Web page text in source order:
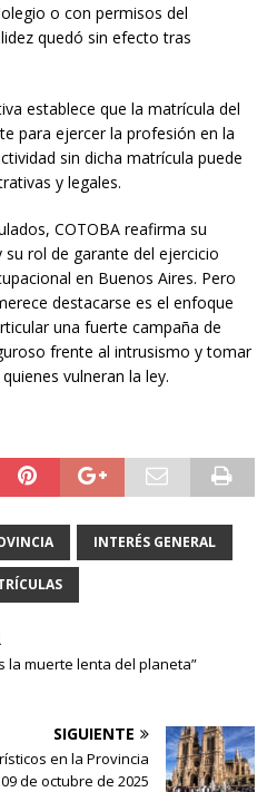
o con permisos del
quedó sin efecto tras
establece que la matrícula del
para ejercer la profesión en la
sin dicha matrícula puede
y legales.
COTOBA reafirma su
rol de garante del ejercicio
en Buenos Aires. Pero
destacarse es el enfoque
una fuerte campaña de
frente al intrusismo y tomar
vulneran la ley.
INTERÉS GENERAL
la muerte lenta del planeta”
SIGUIENTE
en la Provincia
de octubre de 2025